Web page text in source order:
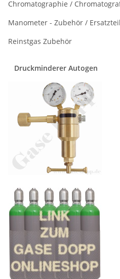
Chromatographie /
Manometer - Zubehör /
Reinstgas Zubehör
Druckminderer Autogen